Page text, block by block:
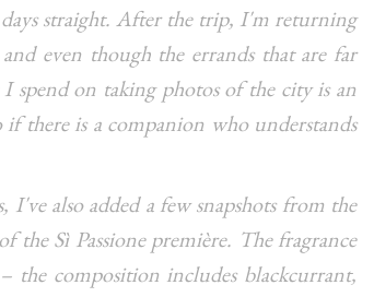
straight. After the trip, I'm returning
even though the errands that are far
on taking photos of the city is an
there is a companion who understands
also added a few snapshots from the
the Sì Passione première. The fragrance
the composition includes blackcurrant,